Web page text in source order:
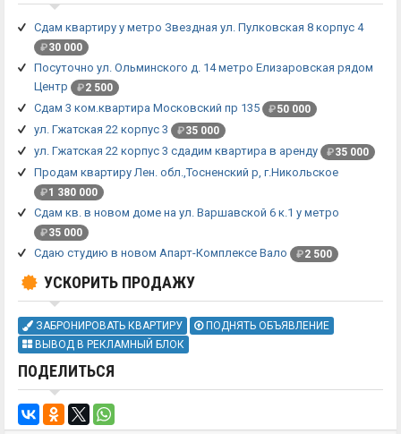
Сдам квартиру у метро Звездная ул. Пулковская 8 корпус 4
₽30 000
Посуточно ул. Ольминскогo д. 14 метро Елизаровская рядом
Центр
₽2 500
Сдам 3 ком.квартира Московский пр 135 ₽50 000
ул. Гжатская 22 корпус 3 ₽35 000
ул. Гжатская 22 корпус 3 сдадим квартира в аренду ₽35 000
Продам квартиру Лен. обл.,Тосненский р, г.Никольское
₽1 380 000
Сдам кв. в новом доме на ул. Варшавской 6 к.1 у метро
₽35 000
Сдаю студию в новом Апарт-Комплексе Вало ₽2 500
УСКОРИТЬ ПРОДАЖУ
ЗАБРОНИРОВАТЬ КВАРТИРУ
ПОДНЯТЬ ОБЪЯВЛЕНИЕ
ВЫВОД В РЕКЛАМНЫЙ БЛОК
ПОДЕЛИТЬСЯ